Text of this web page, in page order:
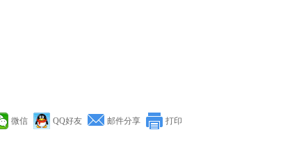
微信 QQ好友 邮件分享 打印